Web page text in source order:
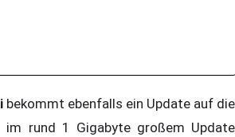
bekommt ebenfalls ein Update auf die
im rund 1 Gigabyte großem Update